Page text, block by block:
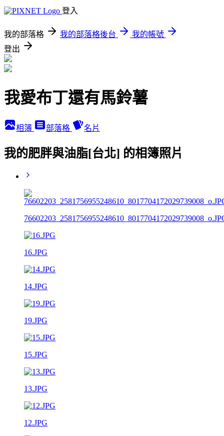
登入
我的部落格 我的部落格後台
我的帳號
登出
我愛布丁還有馬鈴薯
相簿 部落格 名片
我的肥胖與油脂[台北] 的相簿照片
16.JPG
14.JPG
19.JPG
15.JPG
13.JPG
12.JPG